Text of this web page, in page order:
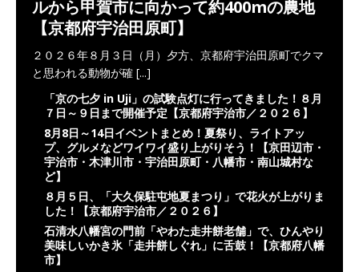
ルから甲賀市に向かって約400mの農地
【京都府宇治田原町】
２０２６年８月３日（月）夕方、京都府宇治田原町でクマ
と思われる動物が確 [...]
「京の七夕 in Uji」の試験点灯に行ってきました！８月
７日～９日まで開催予定【京都府宇治市／２０２６】
8月8日～14日イベントまとめ！夏祭り、ライトアッ
プ、グルメなどワイワイ盛り上がりそう！【京田辺市・
宇治市・木津川市・宇治田原町・八幡市・南山城村な
ど】
８月５日、「大久保駐屯地夏まつり」で花火が上がりま
した！【京都府宇治市／２０２６】
石清水八幡宮の門前「やわた走井餅老舗」で、ひんやり
美味しいかき氷「走井餅しぐれ」に舌鼓！【京都府八幡
市】